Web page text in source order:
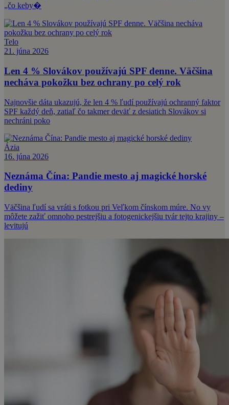
„čo keby�
Telo
21. júna 2026
Len 4 % Slovákov používajú SPF denne. Väčšina
necháva pokožku bez ochrany po celý rok
Najnovšie dáta ukazujú, že len 4 % ľudí používajú ochranný faktor
SPF každý deň, zatiaľ čo takmer deväť z desiatich Slovákov si
nechráni poko
Ázia
16. júna 2026
Neznáma Čína: Pandie mesto aj magické horské
dediny
Väčšina ľudí sa vráti s fotkou pri Veľkom čínskom múre. No vy
môžete zažiť omnoho pestrejšiu a fotogenickejšiu tvár tejto krajiny –
levitujú